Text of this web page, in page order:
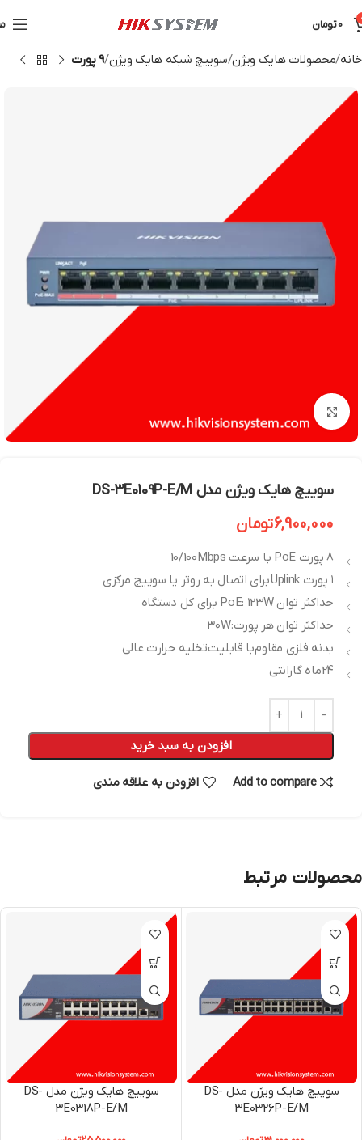
0تومان
خانه محصولات هایک ویژن سوییچ شبکه هایک ویژن 9 پورت
بزرگنمایی تصویر
سوییچ هایک ویژن مدل DS-3E0109P-E/M
6,900,000تومان
8 پورت PoE با سرعت 10/100Mbps
۱ پورت Uplink برای اتصال به روتر یا سوییچ مرکزی
حداکثر توان PoE: 123W برای کل دستگاه
حداکثر توان هر پورت: ۳۰W
بدنه فلزی مقاوم با قابلیت تخلیه حرارت عالی
24ماه گارانتی
افزودن به سبد خرید
Add to compare افزودن به علاقه مندی
محصولات مرتبط
سوییچ هایک ویژن مدل DS-
3E0326P-E/M
سوییچ هایک ویژن مدل DS-
3E0318P-E/M